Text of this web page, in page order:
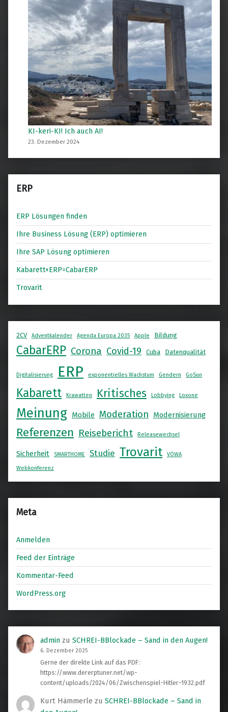
KI-keri-KI! Ich auch AI!
23. Dezember 2024
ERP
ERP Lösungen finden
Ihre Business Lösung (ERP) optimieren
Ihre SAP Lösung optimieren
Kabarett+ERP=CabarERP
Trovarit
2CV Adventkalender Agenda Europa 2035 Apple Bildung
CabarERP Corona Covid-19 Cuba Datenqualität
Digitalisierung ERP exponentielles Wachstum Gendern GoSun
Kabarett Krawatten Kritisches Lobbying Loxone
Meinung Mobile Moderation Modernisierung
Referenzen Reisebericht Releasewechsel
Sicherheit SMARTHOME Studie Trovarit VÖWA
Webkonferenz
Meta
Anmelden
Feed der Einträge
Kommentar-Feed
WordPress.org
admin zuSCHREI-BBlockade – Sand in den Augen!
6. Dezember 2025
Gerne der direkte Link auf das PDF:
https://www.dererptuner.net/wp-
content/uploads/2024/06/Zwischenspiel-Hitler-1932.pdf
Kurt Hämmerle zuSCHREI-BBlockade – Sand in